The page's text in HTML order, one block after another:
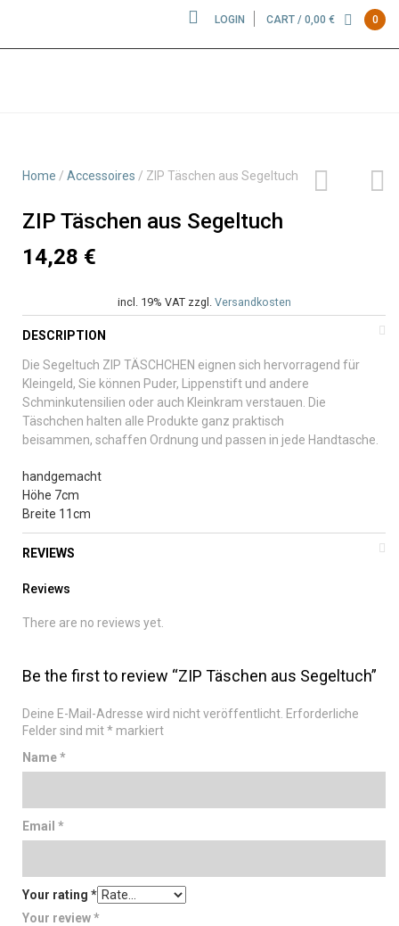
LOGIN CART / 0,00 € 0
Home / Accessoires / ZIP Täschen aus Segeltuch
Beitragsnavigation
Previous
post:
Next
post:
ZIP Täschen aus Segeltuch
14,28 €
incl. 19% VAT zzgl. Versandkosten
DESCRIPTION
Die Segeltuch ZIP TÄSCHCHEN eignen sich hervorragend für
Kleingeld, Sie können Puder, Lippenstift und andere
Schminkutensilien oder auch Kleinkram verstauen. Die
Täschchen halten alle Produkte ganz praktisch
beisammen, schaffen Ordnung und passen in jede Handtasche.
handgemacht
Höhe 7cm
Breite 11cm
REVIEWS
Reviews
There are no reviews yet.
Be the first to review “ZIP Täschen aus Segeltuch”
Deine E-Mail-Adresse wird nicht veröffentlicht. Erforderliche
Felder sind mit* markiert
Name*
Email *
Your rating *
Your review*